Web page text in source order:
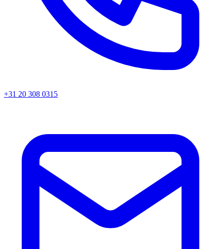
+31 20 308 0315